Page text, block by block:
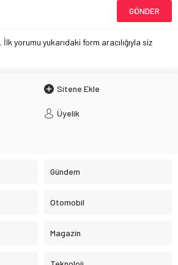
İlk yorumu yukarıdaki form aracılığıyla siz
Sitene Ekle
Üyelik
Gündem
Otomobil
Magazin